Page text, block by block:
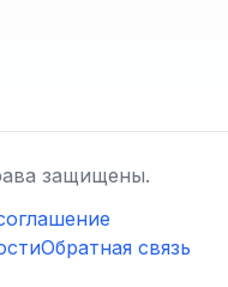
защищены.
Обратная связь